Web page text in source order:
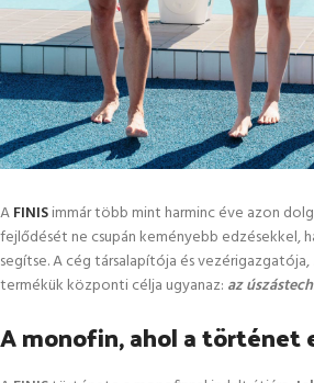
AFINISimmár több mint harminc éve azon
fejlődését ne csupán keményebb edzésekkel,
segítse. A cég társalapítója és vezérigazgatója,
termékük központi célja ugyanaz: az
A monofin, ahol a történet